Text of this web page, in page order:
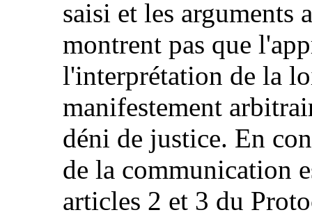
saisi et les arguments
montrent pas que
l'interprétation de la
manifestement
déni de justice. En
de la communication
articles 2 et 3 du